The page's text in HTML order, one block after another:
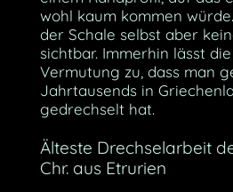
wohl kaum kommen
der Schale selbst aber
sichtbar. Immerhin lässt
Vermutung zu, dass man
Jahrtausends in
gedrechselt hat.
Älteste Drechselarbeit
Chr. aus Etrurien